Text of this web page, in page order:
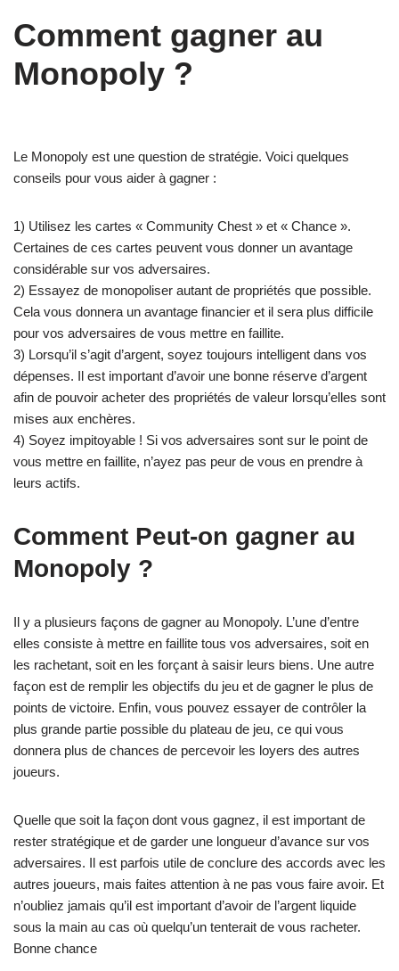
Comment gagner au
Monopoly ?
Le Monopoly est une question de stratégie. Voici quelques
conseils pour vous aider à gagner :
1) Utilisez les cartes « Community Chest » et « Chance ».
Certaines de ces cartes peuvent vous donner un avantage
considérable sur vos adversaires.
2) Essayez de monopoliser autant de propriétés que possible.
Cela vous donnera un avantage financier et il sera plus difficile
pour vos adversaires de vous mettre en faillite.
3) Lorsqu’il s’agit d’argent, soyez toujours intelligent dans vos
dépenses. Il est important d’avoir une bonne réserve d’argent
afin de pouvoir acheter des propriétés de valeur lorsqu’elles sont
mises aux enchères.
4) Soyez impitoyable ! Si vos adversaires sont sur le point de
vous mettre en faillite, n’ayez pas peur de vous en prendre à
leurs actifs.
Comment Peut-on gagner au
Monopoly ?
Il y a plusieurs façons de gagner au Monopoly. L’une d’entre
elles consiste à mettre en faillite tous vos adversaires, soit en
les rachetant, soit en les forçant à saisir leurs biens. Une autre
façon est de remplir les objectifs du jeu et de gagner le plus de
points de victoire. Enfin, vous pouvez essayer de contrôler la
plus grande partie possible du plateau de jeu, ce qui vous
donnera plus de chances de percevoir les loyers des autres
joueurs.
Quelle que soit la façon dont vous gagnez, il est important de
rester stratégique et de garder une longueur d’avance sur vos
adversaires. Il est parfois utile de conclure des accords avec les
autres joueurs, mais faites attention à ne pas vous faire avoir. Et
n’oubliez jamais qu’il est important d’avoir de l’argent liquide
sous la main au cas où quelqu’un tenterait de vous racheter.
Bonne chance